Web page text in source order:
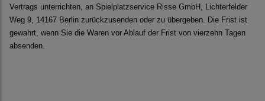
Vertrags unterrichten, an Spielplatzservice Risse GmbH, Lichterfelder
Weg 9, 14167 Berlin zurückzusenden oder zu übergeben. Die Frist ist
gewahrt, wenn Sie die Waren vor Ablauf der Frist von vierzehn Tagen
absenden.